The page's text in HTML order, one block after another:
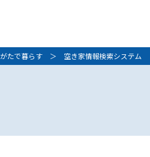
たで暮らす ＞ 空き家情報検索システム